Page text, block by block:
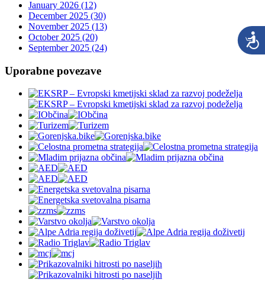
January 2026 (12)
December 2025 (30)
November 2025 (13)
October 2025 (20)
September 2025 (24)
Uporabne povezave